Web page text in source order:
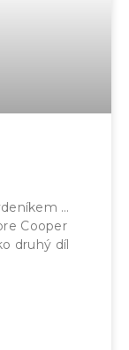
…
Cooper
druhý díl